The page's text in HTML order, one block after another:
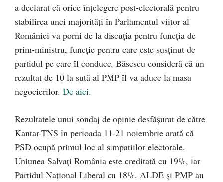
a declarat că orice înțelegere post-electorală pentru
stabilirea unei majorități în Parlamentul viitor al
României va porni de la discuția pentru funcția de
prim-ministru, funcție pentru care este susținut de
partidul pe care îl conduce. Băsescu consideră că un
rezultat de 10 la sută al PMP îl va aduce la masa
negocierilor. De aici.
Rezultatele unui sondaj de opinie desfășurat de către
Kantar-TNS în perioada 11-21 noiembrie arată că
PSD ocupă primul loc al simpatiilor electorale.
Uniunea Salvați România este creditată cu 19%, iar
Partidul Național Liberal cu 18%. ALDE și PMP au